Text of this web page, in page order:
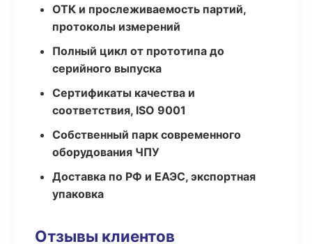
ОТК и прослеживаемость партий,
протоколы измерений
Полный цикл от прототипа до
серийного выпуска
Сертификаты качества и
соответствия, ISO 9001
Собственный парк современного
оборудования ЧПУ
Доставка по РФ и ЕАЭС, экспортная
упаковка
Отзывы клиентов